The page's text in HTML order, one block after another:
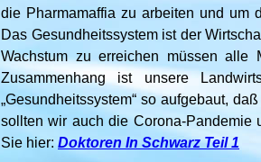
die Pharmamaffia zu arbeiten und um
Das Gesundheitssystem ist der
Wachstum zu erreichen müssen alle
Zusammenhang ist unsere
„Gesundheitssystem“ so aufgebaut,
sollten wir auch die Corona-Pandemie
Sie hier: Doktoren In Schwarz Teil 1